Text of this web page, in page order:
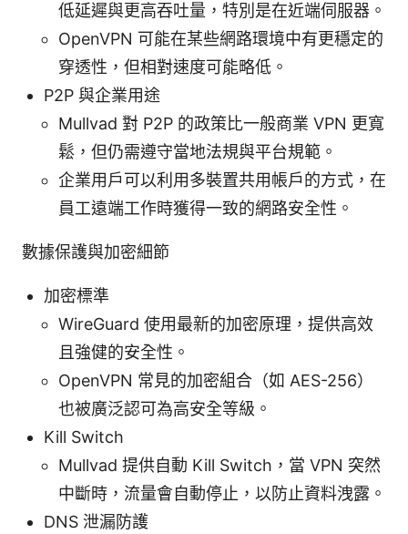
低延遲與更高吞吐量，特別是在近端伺服器。
OpenVPN 可能在某些網路環境中有更穩定的
穿透性，但相對速度可能略低。
P2P 與企業用途
Mullvad 對 P2P 的政策比一般商業 VPN 更寬
鬆，但仍需遵守當地法規與平台規範。
企業用戶可以利用多裝置共用帳戶的方式，在
員工遠端工作時獲得一致的網路安全性。
數據保護與加密細節
加密標準
WireGuard 使用最新的加密原理，提供高效
且強健的安全性。
OpenVPN 常見的加密組合（如 AES-256）
也被廣泛認可為高安全等級。
Kill Switch
Mullvad 提供自動 Kill Switch，當 VPN 突然
中斷時，流量會自動停止，以防止資料洩露。
DNS 泄漏防護